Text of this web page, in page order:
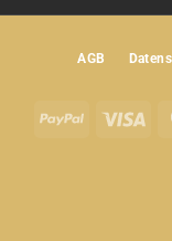
AGB
PayPal